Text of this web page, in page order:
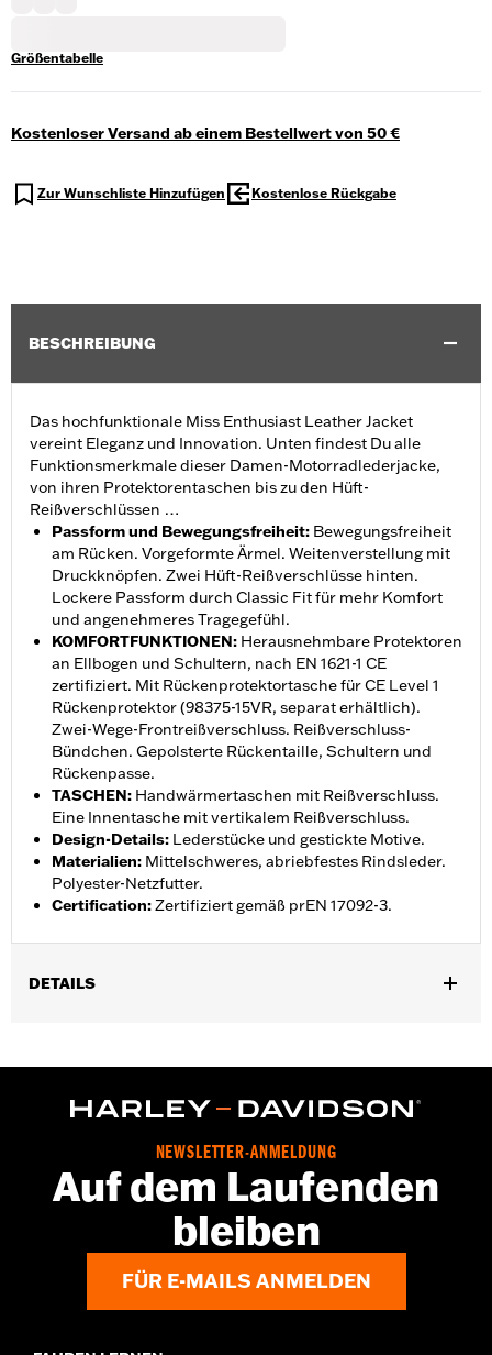
Größentabelle
Kostenloser Versand ab einem Bestellwert von 50 €
Zur Wunschliste Hinzufügen Kostenlose Rückgabe
BESCHREIBUNG
Das hochfunktionale Miss Enthusiast Leather Jacket
vereint Eleganz und Innovation. Unten findest Du alle
Funktionsmerkmale dieser Damen-Motorradlederjacke,
von ihren Protektorentaschen bis zu den Hüft-
Reißverschlüssen …
Passform und Bewegungsfreiheit: Bewegungsfreiheit
am Rücken. Vorgeformte Ärmel. Weitenverstellung mit
Druckknöpfen. Zwei Hüft-Reißverschlüsse hinten.
Lockere Passform durch Classic Fit für mehr Komfort
und angenehmeres Tragegefühl.
KOMFORTFUNKTIONEN: Herausnehmbare Protektoren
an Ellbogen und Schultern, nach EN 1621-1 CE
zertifiziert. Mit Rückenprotektortasche für CE Level 1
Rückenprotektor (98375-15VR, separat erhältlich).
Zwei-Wege-Frontreißverschluss. Reißverschluss-
Bündchen. Gepolsterte Rückentaille, Schultern und
Rückenpasse.
TASCHEN: Handwärmertaschen mit Reißverschluss.
Eine Innentasche mit vertikalem Reißverschluss.
Design-Details: Lederstücke und gestickte Motive.
Materialien: Mittelschweres, abriebfestes Rindsleder.
Polyester-Netzfutter.
Certification:Zertifiziert gemäß prEN 17092-3.
DETAILS
Funktionsmerkmale:Abriebfestigkeit,Protektorentaschen,
Zwei-Wege-FrontreiÃŸverschluss
5 Jahre beschränkte Garantie – Alle Details dazu auf
www.h-d.com/warranty
Herkunft: Importiert
NEWSLETTER-ANMELDUNG
Auf dem Laufenden
bleiben
FÜR E-MAILS ANMELDEN